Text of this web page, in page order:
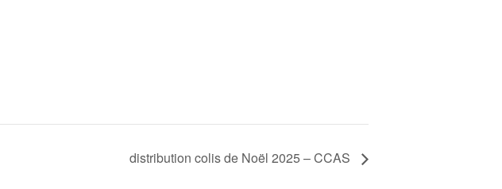
distribution colis de Noël 2025 – CCAS